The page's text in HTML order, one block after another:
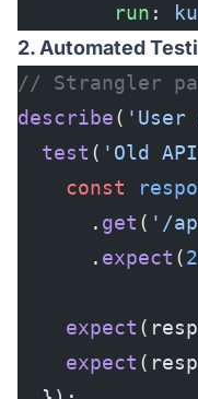
        run
:
2. Automated
// Strangler
describe( 'User
  test
( 'Old
    const
      .
get ( '/
      .
expect (
    expect
    expect